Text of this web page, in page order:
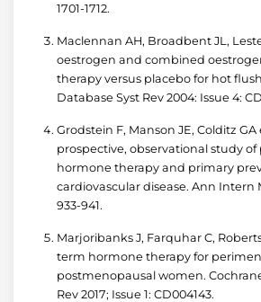
1701-1712.
Maclennan AH, Broadbent JL,
oestrogen and combined
therapy versus placebo for hot
Database Syst Rev 2004: Issue 4:
Grodstein F, Manson JE, Colditz GA
prospective, observational study
hormone therapy and primary
cardiovascular disease. Ann Intern
933-941.
Marjoribanks J, Farquhar C,
term hormone therapy for
postmenopausal women.
Rev 2017; Issue 1: CD004143.